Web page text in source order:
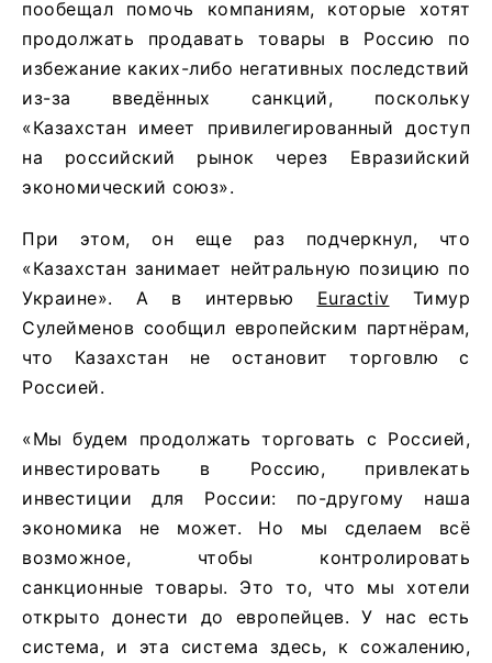
пообещал помочь компаниям, которые хотят
продолжать продавать товары в Россию по
избежание каких-либо негативных последствий
из-за введённых санкций, поскольку
«Казахстан имеет привилегированный доступ
на российский рынок через Евразийский
экономический союз».
При этом, он еще раз подчеркнул, что
«Казахстан занимает нейтральную позицию по
Украине». А в интервью Euractiv Тимур
Сулейменов сообщил европейским партнёрам,
что Казахстан не остановит торговлю с
Россией.
«Мы будем продолжать торговать с Россией,
инвестировать в Россию, привлекать
инвестиции для России: по-другому наша
экономика не может. Но мы сделаем всё
возможное, чтобы контролировать
санкционные товары. Это то, что мы хотели
открыто донести до европейцев. У нас есть
система, и эта система здесь, к сожалению,